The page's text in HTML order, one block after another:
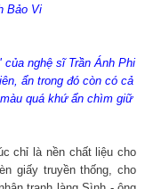
Bảo Vi
nghệ sĩ Trần Ánh Phi
ẩn trong đó còn có cả
quá khứ ẩn chìm giữ
chỉ là nền chất liệu cho
giấy truyền thống, cho